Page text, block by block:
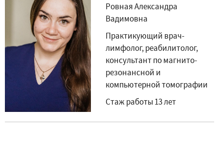
Ровная Александра
Вадимовна
Практикующий врач-
лимфолог, реабилитолог,
консультант по магнито-
резонансной и
компьютерной томографии
Стаж работы 13 лет